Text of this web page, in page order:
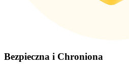
Bezpieczna i Chroniona